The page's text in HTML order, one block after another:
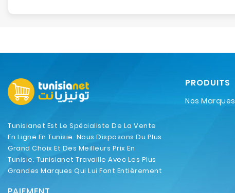
Tunisianet Est Le Spécialiste De La Vente
En Ligne En Tunisie. Nous Disposons Du Plus
Grand Choix Et Des Meilleurs Prix En
Tunisie. Tunisianet Travaille Avec Les Plus
Grandes Marques Qui Lui Font Entièrement
PRODUITS
Nos Marques